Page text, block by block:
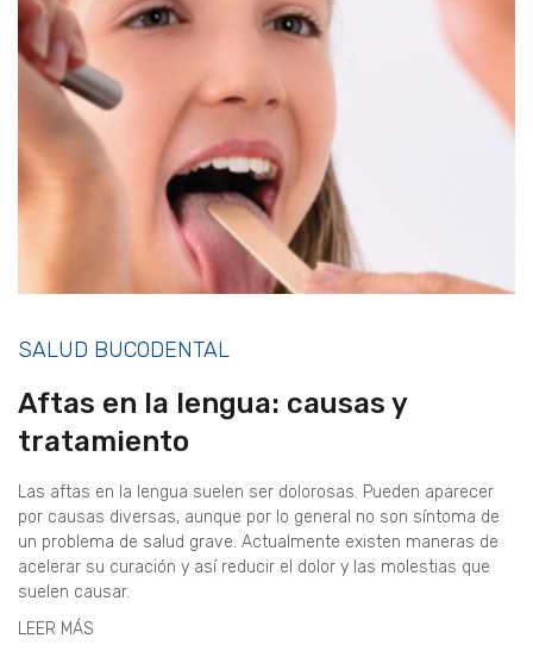
SALUD BUCODENTAL
Aftas en la lengua: causas y
tratamiento
Las aftas en la lengua suelen ser dolorosas. Pueden aparecer
por causas diversas, aunque por lo general no son síntoma de
un problema de salud grave. Actualmente existen maneras de
acelerar su curación y así reducir el dolor y las molestias que
suelen causar.
LEER MÁS